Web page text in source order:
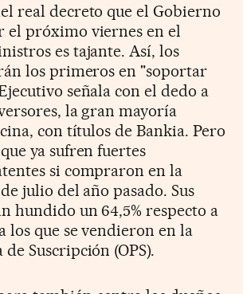
real decreto que el Gobierno
el próximo viernes en el
es tajante. Así, los
los primeros en "soportar
señala con el dedo a
la gran mayoría
con títulos de Bankia. Pero
ya sufren fuertes
si compraron en la
julio del año pasado. Sus
hundido un 64,5% respecto a
los que se vendieron en la
Suscripción (OPS).